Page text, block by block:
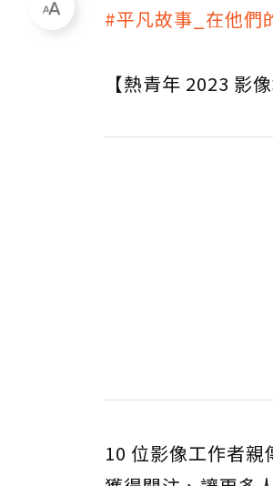
#平凡故事_在他們
【熱青年 2023 影
10 位影像工作者